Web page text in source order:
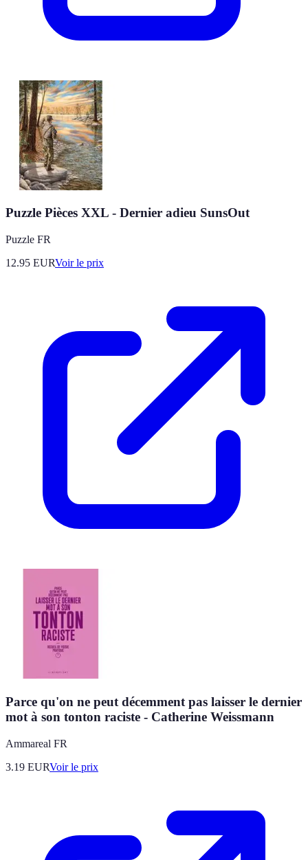
Puzzle Pièces XXL - Dernier adieu SunsOut
Puzzle FR
12.95 EURVoir le prix
Parce qu'on ne peut décemment pas laisser le dernier
mot à son tonton raciste - Catherine Weissmann
Ammareal FR
3.19 EURVoir le prix